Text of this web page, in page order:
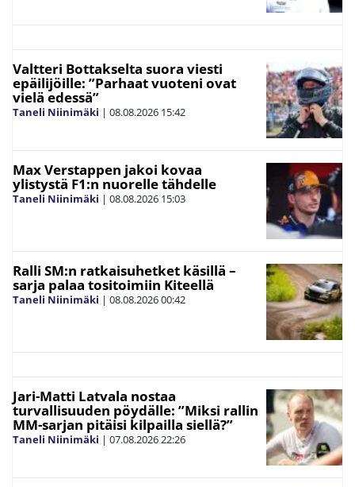
Valtteri Bottakselta suora viesti
epäilijöille: ”Parhaat vuoteni ovat
vielä edessä”
Taneli Niinimäki | 08.08.2026 15:42
Max Verstappen jakoi kovaa
ylistystä F1:n nuorelle tähdelle
Taneli Niinimäki | 08.08.2026 15:03
Ralli SM:n ratkaisuhetket käsillä –
sarja palaa tositoimiin Kiteellä
Taneli Niinimäki | 08.08.202600:42
Jari-Matti Latvala nostaa
turvallisuuden pöydälle: ”Miksi rallin
MM-sarjan pitäisi kilpailla siellä?”
Taneli Niinimäki | 07.08.202622:26